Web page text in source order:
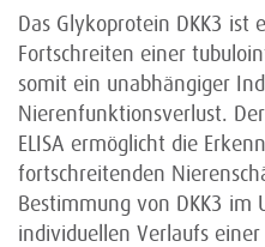
Das Glykoprotein DKK3 ist
Fortschreiten einer
somit ein unabhängiger
Nierenfunktionsverlust.
ELISA ermöglicht die
fortschreitenden
Bestimmung von DKK3 im
individuellen Verlaufs